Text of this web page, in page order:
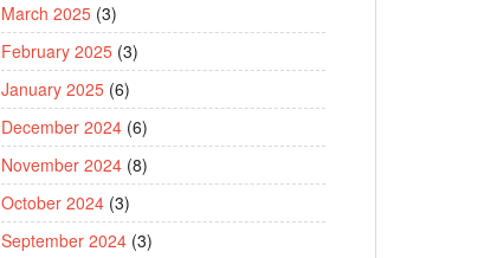
March 2025 (3)
February 2025 (3)
January 2025 (6)
December 2024 (6)
November 2024 (8)
October 2024 (3)
September 2024 (3)